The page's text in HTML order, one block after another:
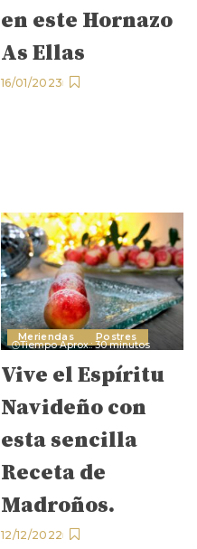
en este Hornazo
As Ellas
16/01/2023
Meriendas Postres
Tiempo Aprox.: 30 minutos
Vive el Espíritu
Navideño con
esta sencilla
Receta de
Madroños.
12/12/2022